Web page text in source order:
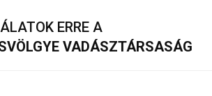
ERRE A
VADÁSZTÁRSASÁG